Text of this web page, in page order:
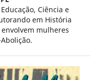
Ciência e
em História
envolvem mulheres